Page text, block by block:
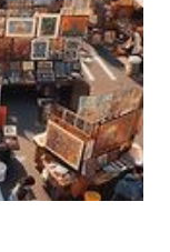
, 큐레이터, 갤러
가지며 자신의 기